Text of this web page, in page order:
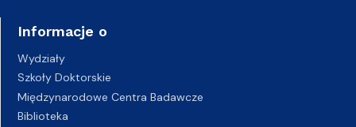
Informacje o
Wydziały
Szkoły Doktorskie
Międzynarodowe Centra Badawcze
Biblioteka